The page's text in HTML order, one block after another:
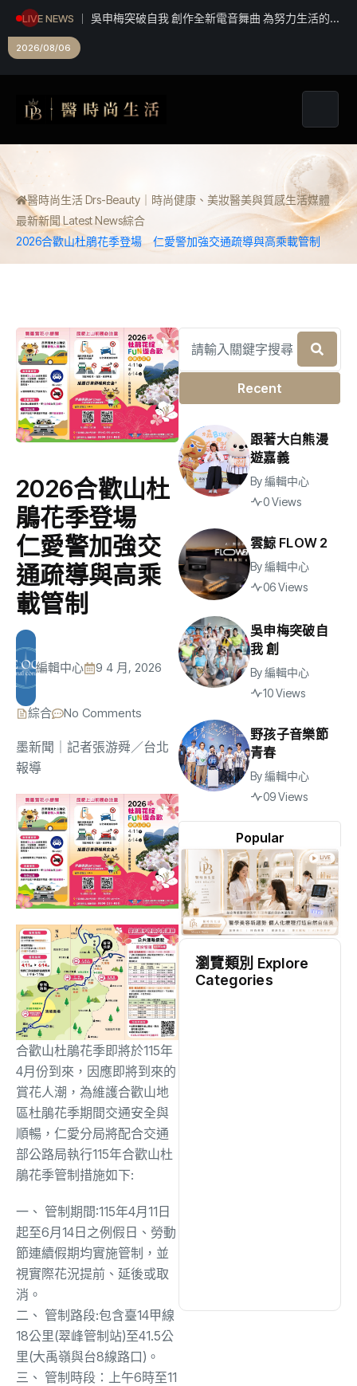
LIVE NEWS
吳申梅突破自我 創作全新電音舞曲 為努力生活的人
2026/08/06
醫時尚生活 Drs-Beauty｜時尚健康、美妝醫美與質感生活媒體
最新新聞 Latest News綜合
2026合歡山杜鵑花季登場 仁愛警加強交通疏導與高乘載管制
2026合歡山杜
鵑花季登場
仁愛警加強交
通疏導與高乘
載管制
編輯中心 9 4 月, 2026
綜合 No Comments
墨新聞 ｜記者張游舜／台北
報導
合歡山杜鵑花季即將於115年
4月份到來， 因應即將到來的
賞花人潮， 為維護合歡山地
區杜鵑花季期間交通安全與
順暢， 仁愛分局將配合交通
部公路局執行115年合歡山杜
鵑花季管制措施如下:
一、 管制期間:115年4月11日
起至6月14日之例假日、 勞動
節連續假期均實施管制，並
視實際花況提前、延後或取
消。
二、 管制路段:包含臺14甲線
18公里(翠峰管制站)至41.5公
里(大禹嶺與台8線路口)。
三、 管制時段：上午6時至11
Recent
Popular
跟著大白熊漫
遊嘉義
By編輯中心
0 Views
雲鯨 FLOW 2
By編輯中心
06 Views
吳申梅突破自
我 創
By編輯中心
10 Views
野孩子音樂節
青春
By編輯中心
09 Views
瀏覽類別 Explore
Categories